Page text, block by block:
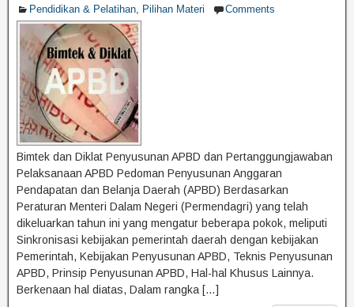
Pendidikan & Pelatihan
Pilihan Materi Comments
Bimtek dan Diklat Penyusunan APBD dan Pertanggungjawaban
Pelaksanaan APBD Pedoman Penyusunan Anggaran
Pendapatan dan Belanja Daerah (APBD) Berdasarkan
Peraturan Menteri Dalam Negeri (Permendagri) yang telah
dikeluarkan tahun ini yang mengatur beberapa pokok, meliputi
Sinkronisasi kebijakan pemerintah daerah dengan kebijakan
Pemerintah, Kebijakan Penyusunan APBD, Teknis Penyusunan
APBD, Prinsip Penyusunan APBD, Hal-hal Khusus Lainnya.
Berkenaan hal diatas, Dalam rangka […]